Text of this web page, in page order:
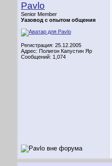
Pavlo
Senior Member
Уазовод с опытом общения
Регистрация: 25.12.2005
Адрес: Полигон Капустин Яр
Сообщений: 1,074